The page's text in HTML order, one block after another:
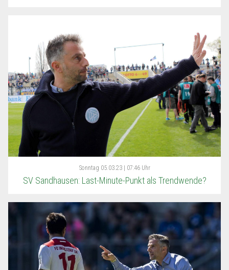
Sonntag 05.03.23 | 07:46 Uhr
SV Sandhausen: Last-Minute-Punkt als Trendwende?